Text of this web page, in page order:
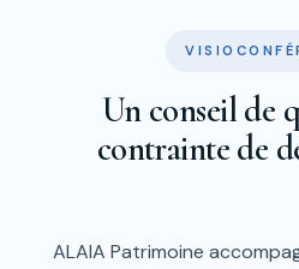
Un conseil de
contrainte de
ALAIA Patrimoine